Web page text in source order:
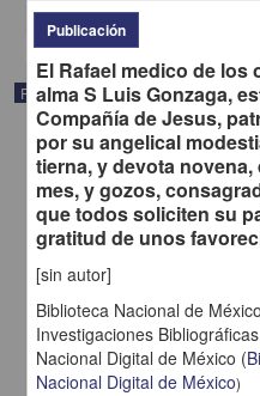
Publicación
Publicación
El Rafael medico de los
alma S Luis Gonzaga,
Compañía de Jesus,
por su angelical
tierna, y devota
mes, y gozos,
que todos soliciten su
gratitud de unos
[sin autor]
Biblioteca Nacional de
Investigaciones
Nacional Digital de México (
Nacional Digital de México)